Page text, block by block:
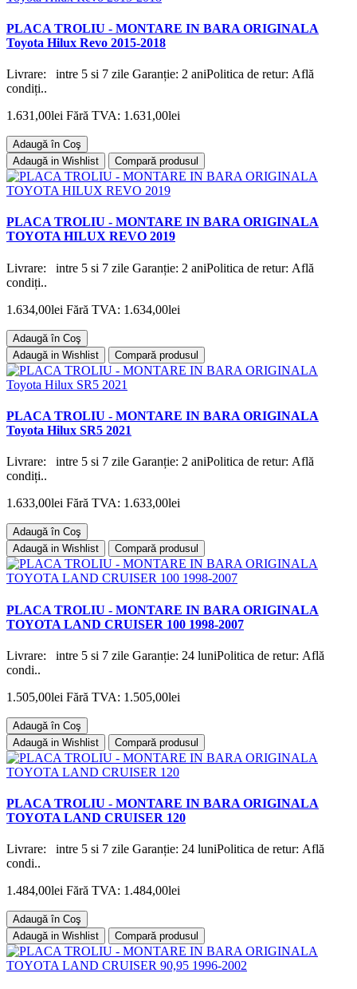
PLACA TROLIU - MONTARE IN BARA ORIGINALA
Toyota Hilux Revo 2015-2018
Livrare: intre 5 si 7 zile Garanție: 2 aniPolitica de retur: Află
condiți..
1.631,00lei Fără TVA: 1.631,00lei
Adaugă în Coş
Adaugă in Wishlist
Compară produsul
PLACA TROLIU - MONTARE IN BARA ORIGINALA
TOYOTA HILUX REVO 2019
Livrare: intre 5 si 7 zile Garanție: 2 aniPolitica de retur: Află
condiți..
1.634,00lei Fără TVA: 1.634,00lei
Adaugă în Coş
Adaugă in Wishlist
Compară produsul
PLACA TROLIU - MONTARE IN BARA ORIGINALA
Toyota Hilux SR5 2021
Livrare: intre 5 si 7 zile Garanție: 2 aniPolitica de retur: Află
condiți..
1.633,00lei Fără TVA: 1.633,00lei
Adaugă în Coş
Adaugă in Wishlist
Compară produsul
PLACA TROLIU - MONTARE IN BARA ORIGINALA
TOYOTA LAND CRUISER 100 1998-2007
Livrare: intre 5 si 7 zile Garanție: 24 luniPolitica de retur: Află
condi..
1.505,00lei Fără TVA: 1.505,00lei
Adaugă în Coş
Adaugă in Wishlist
Compară produsul
PLACA TROLIU - MONTARE IN BARA ORIGINALA
TOYOTA LAND CRUISER 120
Livrare: intre 5 si 7 zile Garanție: 24 luniPolitica de retur: Află
condi..
1.484,00lei Fără TVA: 1.484,00lei
Adaugă în Coş
Adaugă in Wishlist
Compară produsul